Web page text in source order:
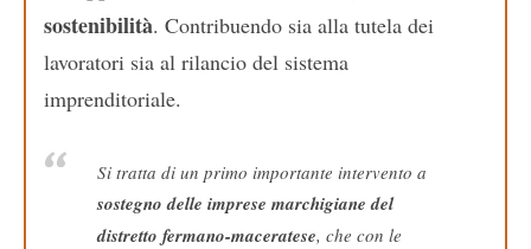
sostenibilità. Contribuendo sia alla tutela dei
lavoratori sia al rilancio del sistema
imprenditoriale.
Si tratta di un primo importante intervento a
sostegno delle imprese marchigiane del
distretto fermano-maceratese, che con le